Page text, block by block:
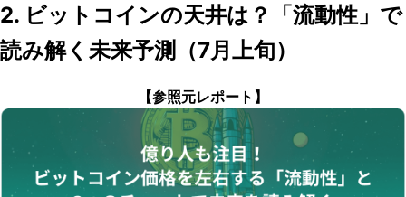
2. ビットコインの天井は？「流動性」で
読み解く未来予測（7月上旬）
【参照元レポート】